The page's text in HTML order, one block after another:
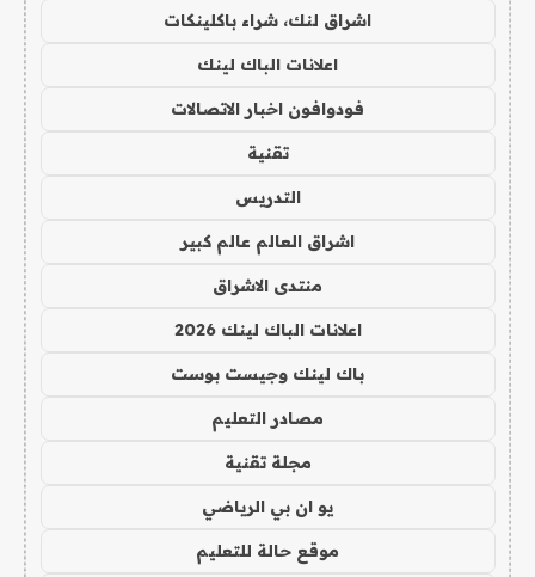
اشراق لنك، شراء باكلينكات
اعلانات الباك لينك
فودوافون اخبار الاتصالات
تقنية
التدريس
اشراق العالم عالم كبير
منتدى الاشراق
اعلانات الباك لينك 2026
باك لينك وجيست بوست
مصادر التعليم
مجلة تقنية
يو ان بي الرياضي
موقع حالة للتعليم